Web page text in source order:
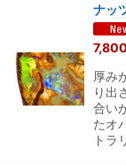
ナッ
7,800
厚み
り出
合い
たオ
ト